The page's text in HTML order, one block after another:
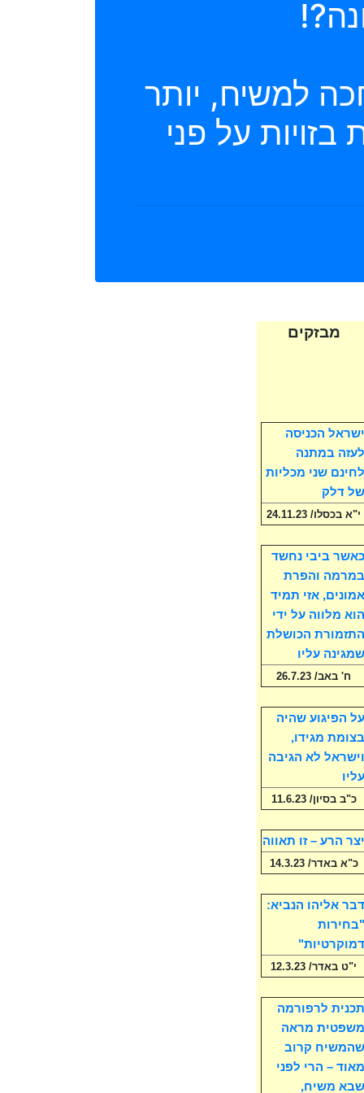
למשיח, יותר
על פני
מבזקים
ישראל הכניסה
לעזה במתנה
לחינם שני מכליות
של דלק
י"א בכסלו/ 24.11.23
כאשר ביבי נחשד
במרמה והפרת
אמונים, אזי תמיד
הוא מלווה על ידי
התזמורת הכושלת
שמגינה עליו
ח' באב/ 26.7.23
על הפיגוע שהיה
בצומת מגידו,
וישראל לא הגיבה
עליו
כ"ב בסיון/ 11.6.23
יצר הרע – זו תאווה
כ"א באדר/ 14.3.23
דבר אליהו הנביא:
"בחירות
דמוקרטיות"
י"ט באדר/ 12.3.23
תכנית לרפורמה
משפטית מראה
שהמשיח קרוב
מאוד – הרי לפני
שבא משיח,